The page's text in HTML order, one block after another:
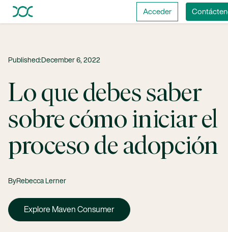
Acceder
Published: December 6, 2022
Lo que debes saber
sobre cómo iniciar el
proceso de adopción
ByRebecca Lerner
Explore Maven Consumer